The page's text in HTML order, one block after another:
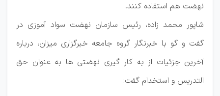
نهضت هم استفاده کنند.
شاپور محمد زاده، رئیس سازمان نهضت سواد آموزی در
گفت و گو با خبرنگار گروه جامعه خبرگزاری میزان، درباره
آخرین جزئیات از به کار گیری نهضتی ها به عنوان حق
التدریس و استخدام گفت: